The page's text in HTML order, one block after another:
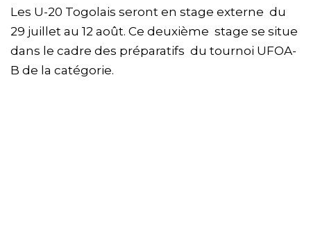
Les U-20 Togolais seront en stage externe du
29 juillet au 12 août. Ce deuxième stage se situe
dans le cadre des préparatifs du tournoi UFOA-
B de la catégorie.